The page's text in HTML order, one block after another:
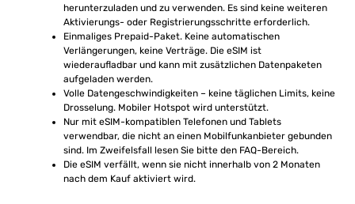
herunterzuladen und zu verwenden. Es sind keine weiteren
Aktivierungs- oder Registrierungsschritte erforderlich.
Einmaliges Prepaid-Paket. Keine automatischen
Verlängerungen, keine Verträge. Die eSIM ist
wiederaufladbar und kann mit zusätzlichen Datenpaketen
aufgeladen werden.
Volle Datengeschwindigkeiten – keine täglichen Limits, keine
Drosselung. Mobiler Hotspot wird unterstützt.
Nur mit eSIM-kompatiblen Telefonen und Tablets
verwendbar, die nicht an einen Mobilfunkanbieter gebunden
sind. Im Zweifelsfall lesen Sie bitte den FAQ-Bereich.
Die eSIM verfällt, wenn sie nicht innerhalb von 2 Monaten
nach dem Kauf aktiviert wird.